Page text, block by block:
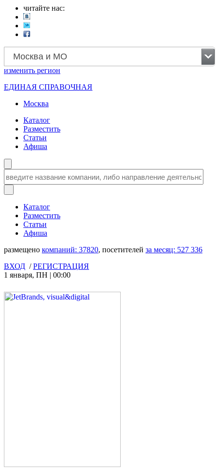
читайте нас:
Москва и МО
изменить регион
ЕДИНАЯ СПРАВОЧНАЯ
Москва
Каталог
Разместить
Статьи
Афиша
Каталог
Разместить
Статьи
Афиша
размещено компаний: 37820, посетителей за месяц: 527 336
ВХОД /РЕГИСТРАЦИЯ
1 января, ПН | 00:00